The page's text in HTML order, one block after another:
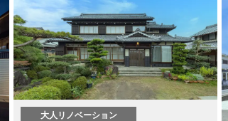
大人リノベーション